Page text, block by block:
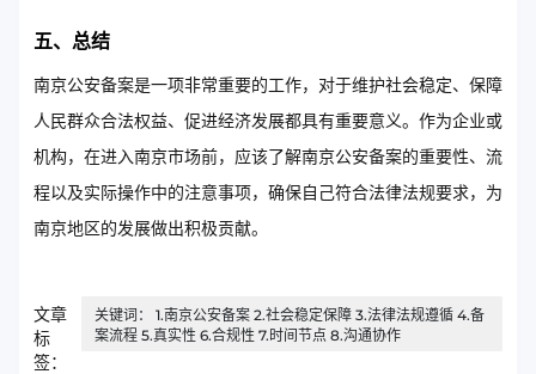
五、总结
南京公安备案是一项非常重要的工作，对于维护社会稳定、保障
人民群众合法权益、促进经济发展都具有重要意义。作为企业或
机构，在进入南京市场前，应该了解南京公安备案的重要性、流
程以及实际操作中的注意事项，确保自己符合法律法规要求，为
南京地区的发展做出积极贡献。
文章
标
签：
关键词： 1.南京公安备案 2.社会稳定保障 3.法律法规遵循 4.备
案流程 5.真实性 6.合规性 7.时间节点 8.沟通协作